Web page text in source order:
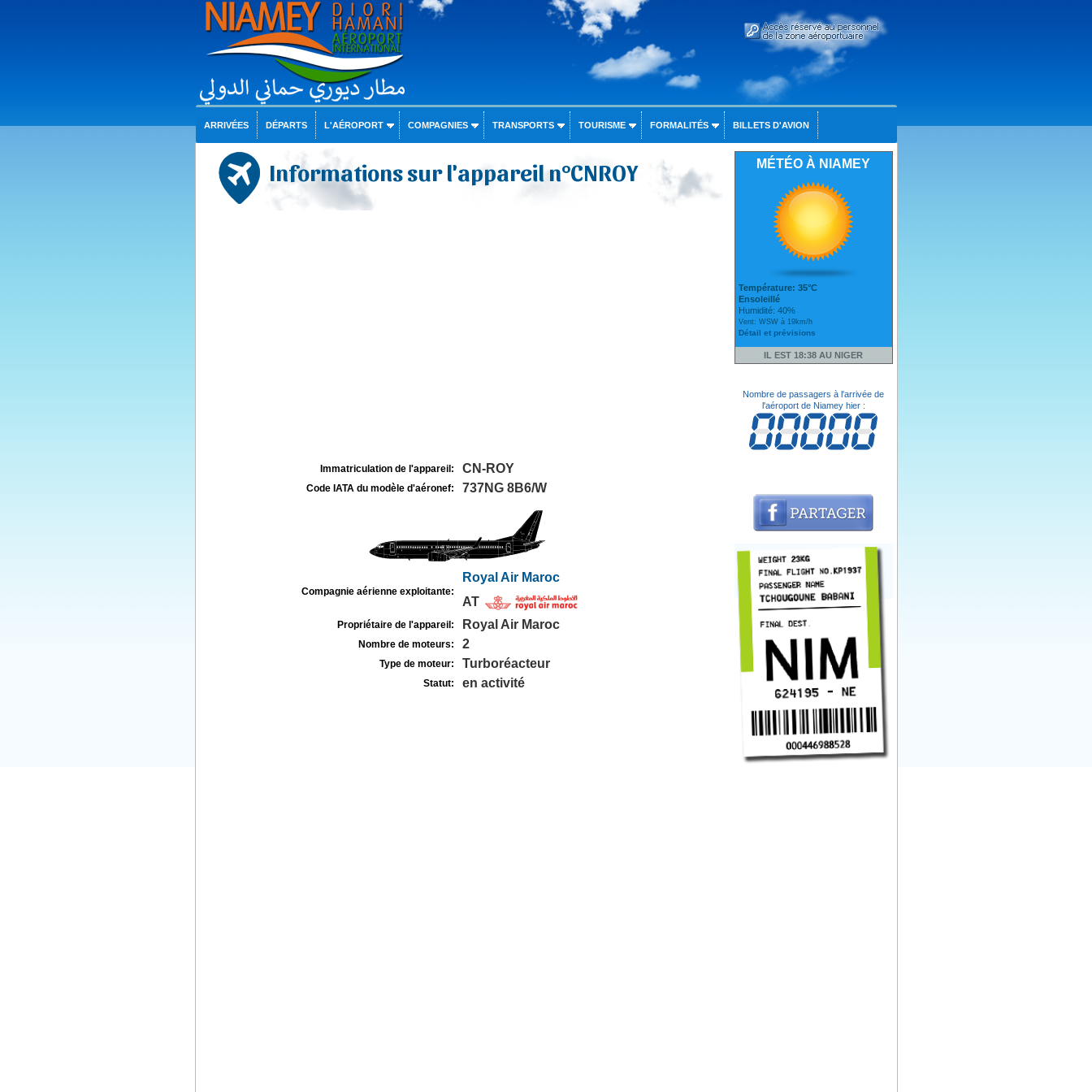
ARRIVÉES DÉPARTS L'AÉROPORT COMPAGNIES TRANSPORTS TOURISME FORMALITÉS BILLETS D'AVION
Informations sur l'appareil n°CNROY
Immatriculation de l'appareil: CN-ROY
Code IATA du modèle d'aéronef: 737NG 8B6/W
Compagnie aérienne exploitante:
Royal Air Maroc
AT
Propriétaire de l'appareil: Royal Air Maroc
Nombre de moteurs: 2
Type de moteur: Turboréacteur
Statut: en activité
MÉTÉO À NIAMEY
Température: 35°C
Ensoleillé
Humidité: 40%
Vent: WSW à 19km/h
Détail et prévisions
IL EST 18:38 AU NIGER
Nombre de passagers à l'arrivée de
l'aéroport de Niamey hier :